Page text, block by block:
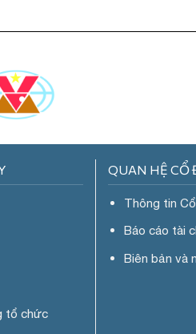
tổ chức
QUAN HỆ CỔ
Thông tin
Báo cáo tài
Biên bản và